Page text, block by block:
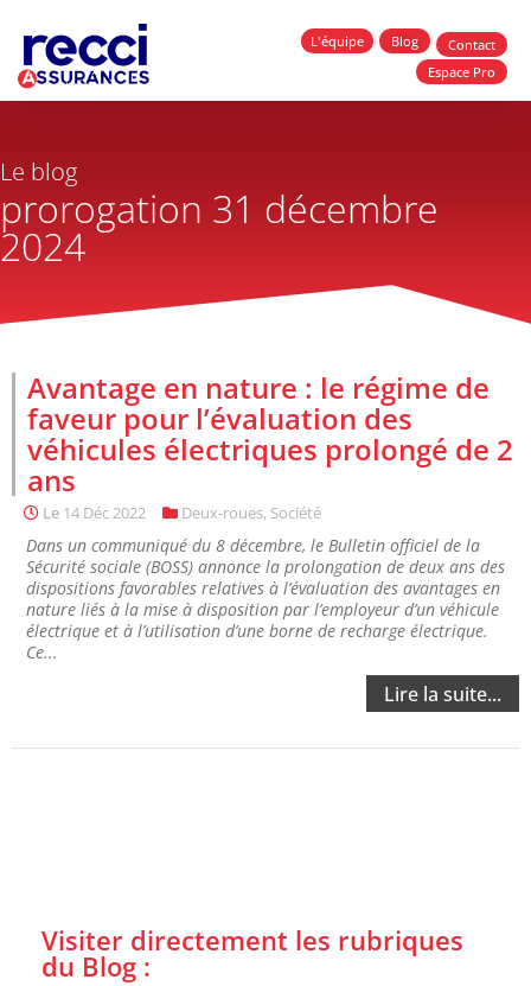
L'équipe Blog
Contact
Espace Pro
Le blog
prorogation 31 décembre
2024
Avantage en nature : le régime de
faveur pour l’évaluation des
véhicules électriques prolongé de 2
ans
Le 14 Déc 2022 Deux-roues, Société
Dans un communiqué du 8 décembre, le Bulletin officiel de la
Sécurité sociale (BOSS) annonce la prolongation de deux ans des
dispositions favorables relatives à l’évaluation des avantages en
nature liés à la mise à disposition par l’employeur d’un véhicule
électrique et à l’utilisation d’une borne de recharge électrique.
Ce...
Lire la suite...
Visiter directement les rubriques
du Blog :